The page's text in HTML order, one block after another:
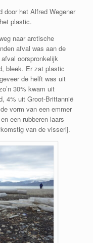
door het Alfred Wegener
plastic.
naar arctische
afval was aan de
oorspronkelijk
bleek. Er zat plastic
de helft was uit
30% kwam uit
4% uit Groot-Brittannië
vorm van een emmer
een rubberen laars
van de visserij.